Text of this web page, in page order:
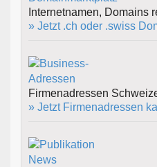
Internetnamen, Domains
» Jetzt .ch oder .swiss
Firmenadressen
» Jetzt Firmenadressen